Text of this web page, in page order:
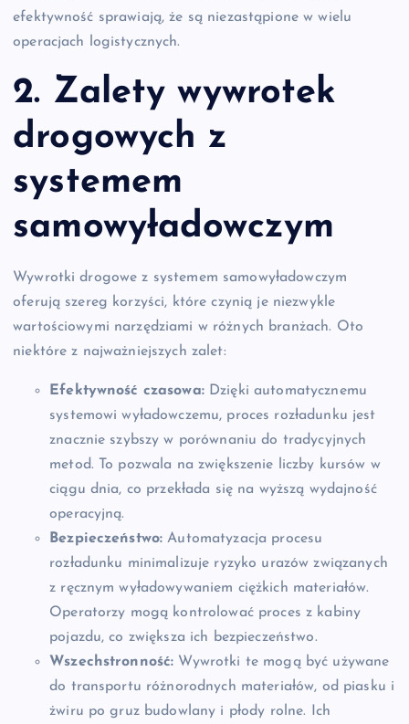
efektywność sprawiają, że są niezastąpione w wielu
operacjach logistycznych.
2. Zalety wywrotek
drogowych z
systemem
samowyładowczym
Wywrotki drogowe z systemem samowyładowczym
oferują szereg korzyści, które czynią je niezwykle
wartościowymi narzędziami w różnych branżach. Oto
niektóre z najważniejszych zalet:
Efektywność czasowa:Dzięki automatycznemu
systemowi wyładowczemu, proces rozładunku jest
znacznie szybszy w porównaniu do tradycyjnych
metod. To pozwala na zwiększenie liczby kursów w
ciągu dnia, co przekłada się na wyższą wydajność
operacyjną.
Bezpieczeństwo: Automatyzacja procesu
rozładunku minimalizuje ryzyko urazów związanych
z ręcznym wyładowywaniem ciężkich materiałów.
Operatorzy mogą kontrolować proces z kabiny
pojazdu, co zwiększa ich bezpieczeństwo.
Wszechstronność: Wywrotki te mogą być używane
do transportu różnorodnych materiałów, od piasku i
żwiru po gruz budowlany i płody rolne. Ich